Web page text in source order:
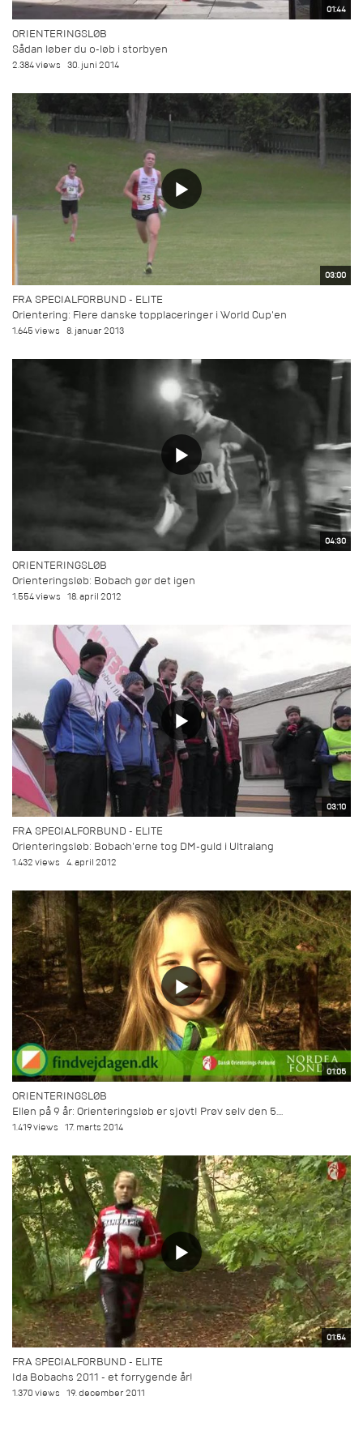
01:44
ORIENTERINGSLØB
Sådan løber du o-løb i storbyen
2.384 views 30. juni 2014
03:00
FRA SPECIALFORBUND - ELITE
Orientering: Flere danske topplaceringer i World Cup'en
1.645 views 8. januar 2013
04:30
ORIENTERINGSLØB
Orienteringsløb: Bobach gør det igen
1.554 views 18. april 2012
03:10
FRA SPECIALFORBUND - ELITE
Orienteringsløb: Bobach'erne tog DM-guld i Ultralang
1.432 views 4. april 2012
01:05
ORIENTERINGSLØB
Ellen på 9 år: Orienteringsløb er sjovt! Prøv selv den 5....
1.419 views 17. marts 2014
01:54
FRA SPECIALFORBUND - ELITE
Ida Bobachs 2011 - et forrygende år!
1.370 views 19. december 2011